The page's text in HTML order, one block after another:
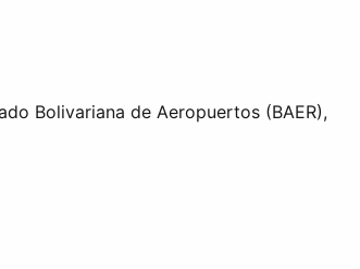
Bolivariana de Aeropuertos (BAER),